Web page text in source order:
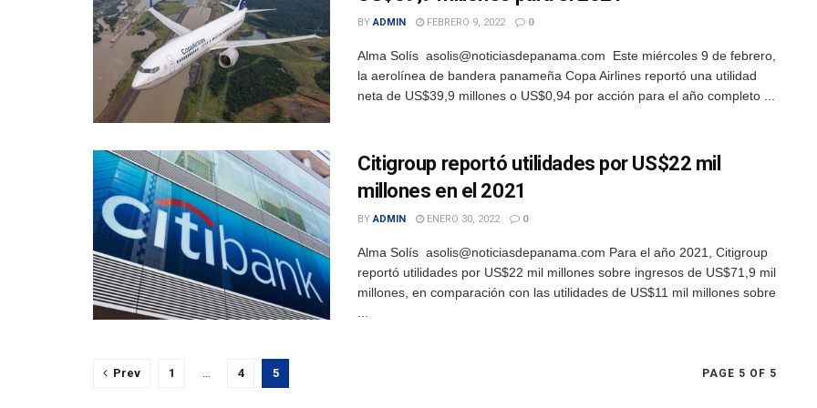
BY ADMIN FEBRERO 9, 2022 0
Alma Solís asolis@noticiasdepanama.com Este miércoles 9 de febrero,
la aerolínea de bandera panameña Copa Airlines reportó una utilidad
neta de US$39,9 millones o US$0,94 por acción para el año completo ...
Citigroup reportó utilidades por US$22 mil
millones en el 2021
BY ADMIN ENERO 30, 2022 0
Alma Solís asolis@noticiasdepanama.com Para el año 2021, Citigroup
reportó utilidades por US$22 mil millones sobre ingresos de US$71,9 mil
millones, en comparación con las utilidades de US$11 mil millones sobre
PAGE 5 OF 5
Prev 1 … 4 5